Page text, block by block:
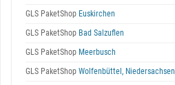
GLS PaketShop Euskirchen
GLS PaketShop Bad Salzuflen
GLS PaketShop Meerbusch
GLS PaketShop Wolfenbüttel, Niedersachsen